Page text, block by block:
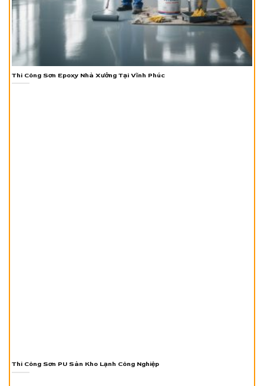
Thi Công Sơn Epoxy Nhà Xưởng Tại Vĩnh Phúc
Thi Công Sơn PU Sàn Kho Lạnh Công Nghiệp